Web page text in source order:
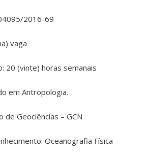
2016-69
vaga
20 (vinte) horas semanais
em Antropologia.
de Geociências – GCN
Oceanografia Física